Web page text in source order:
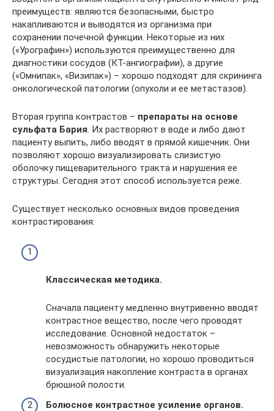
преимуществ: являются безопасными, быстро
накапливаются и выводятся из организма при
сохранении почечной функции. Некоторые из них
(«Урографин») используются преимущественно для
диагностики сосудов (КТ-ангиографии), а другие
(«Омнипак», «Визипак») – хорошо подходят для скрининга
онкологической патологии (опухоли и ее метастазов).
Вторая группа контрастов – препараты на основе
сульфата Бария. Их растворяют в воде и либо дают
пациенту выпить, либо вводят в прямой кишечник. Они
позволяют хорошо визуализировать слизистую
оболочку пищеварительного тракта и нарушения ее
структуры. Сегодня этот способ используется реже.
Существует несколько основных видов проведения
контрастирования:
Классическая методика.
Сначала пациенту медленно внутривенно вводят
контрастное вещество, после чего проводят
исследование. Основной недостаток –
невозможность обнаружить некоторые
сосудистые патологии, но хорошо проводиться
визуализация накопление контраста в органах
брюшной полости.
Болюсное контрастное усиление органов.